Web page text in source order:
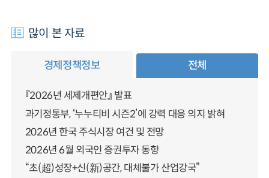
많이 본 자료
경제정책정보 전체
『2026년 세제개편안』 발표
과기정통부, ‘누누티비 시즌2’에 강력 대응 의지 밝혀
2026년 한국 주식시장 여건 및 전망
2026년 6월 외국인 증권투자 동향
“초(超)성장+신(新)공간, 대체불가 산업강국”